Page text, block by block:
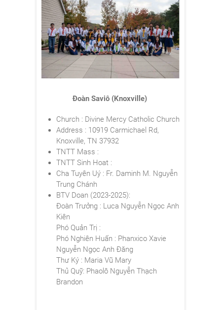
Đoàn Saviô (Knoxville)
Church : Divine Mercy Catholic Church
Address : 10919 Carmichael Rd,
Knoxville, TN 37932
TNTT Mass :
TNTT Sinh Hoat :
Cha Tuyên Uý : Fr. Daminh M. Nguyễn
Trung Chánh
BTV Doan (2023-2025):
Đoàn Trưởng : Luca Nguyễn Ngọc Anh
Kiên
Phó Quản Trị :
Phó Nghiên Huấn : Phanxico Xavie
Nguyễn Ngọc Anh Đăng
Thư Ký : Maria Vũ Mary
Thủ Quỹ: Phaolô Nguyễn Thạch
Brandon